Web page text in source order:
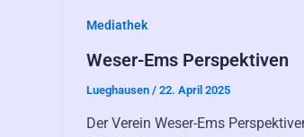
Mediathek
Weser-Ems Perspektiven
Lueghausen / 22. April 2025
Der Verein Weser-Ems